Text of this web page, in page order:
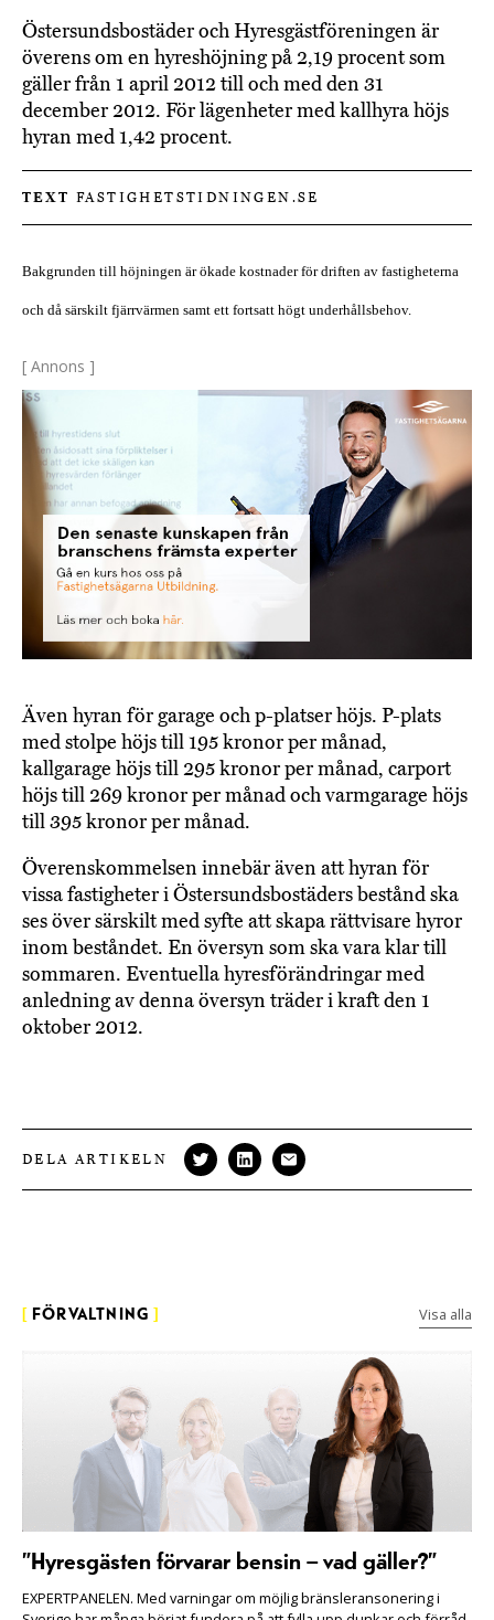
Östersundsbostäder och Hyresgästföreningen är
överens om en hyreshöjning på 2,19 procent som
gäller från 1 april 2012 till och med den 31
december 2012. För lägenheter med kallhyra höjs
hyran med 1,42 procent.
TEXT FASTIGHETSTIDNINGEN.SE
Bakgrunden till höjningen är ökade kostnader för driften av fastigheterna
och då särskilt fjärrvärmen samt ett fortsatt högt underhållsbehov.
[ Annons ]
Även hyran för garage och p-platser höjs. P-plats
med stolpe höjs till 195 kronor per månad,
kallgarage höjs till 295 kronor per månad, carport
höjs till 269 kronor per månad och varmgarage höjs
till 395 kronor per månad.
Överenskommelsen innebär även att hyran för
vissa fastigheter i Östersundsbostäders bestånd ska
ses över särskilt med syfte att skapa rättvisare hyror
inom beståndet. En översyn som ska vara klar till
sommaren. Eventuella hyresförändringar med
anledning av denna översyn träder i kraft den 1
oktober 2012.
DELA ARTIKELN
FÖRVALTNING Visa alla
”Hyresgästen förvarar bensin – vad gäller?”
EXPERTPANELEN. Med varningar om möjlig bränsleransonering i